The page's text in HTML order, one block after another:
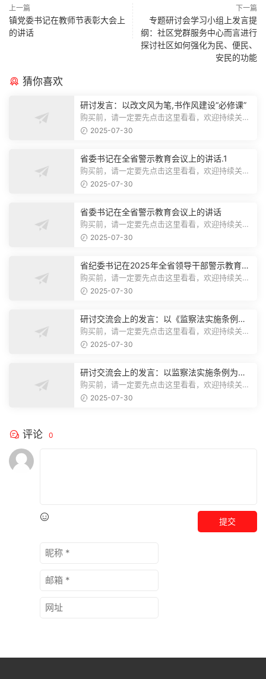
上一篇
镇党委书记在教师节表彰大会上
的讲话
下一篇
专题研讨会学习小组上发言提
纲：社区党群服务中心而言进行
探讨社区如何强化为民、便民、
安民的功能
猜你喜欢
研讨发言：以改文风为笔,书作风建设“必修课”
购买前，请一定要先点击这里看看，欢迎持续关
注，精彩模板每天推送预览结束，本文...
2025-07-30
省委书记在全省警示教育会议上的讲话.1
购买前，请一定要先点击这里看看，欢迎持续关
注，精彩模板每天推送预览结束，本文...
2025-07-30
省委书记在全省警示教育会议上的讲话
购买前，请一定要先点击这里看看，欢迎持续关
注，精彩模板每天推送预览结束，本文...
2025-07-30
省纪委书记在2025年全省领导干部警示教育会
上的讲话.1
购买前，请一定要先点击这里看看，欢迎持续关
注，精彩模板每天推送预览结束，本文...
2025-07-30
研讨交流会上的发言：以《监察法实施条例》
为纲,推动巡察工作高质量发展
购买前，请一定要先点击这里看看，欢迎持续关
注，精彩模板每天推送预览结束，本文...
2025-07-30
研讨交流会上的发言：以监察法实施条例为纲
推动巡察工作高质量发展
购买前，请一定要先点击这里看看，欢迎持续关
注，精彩模板每天推送预览结束，本文...
2025-07-30
评论 0
提交